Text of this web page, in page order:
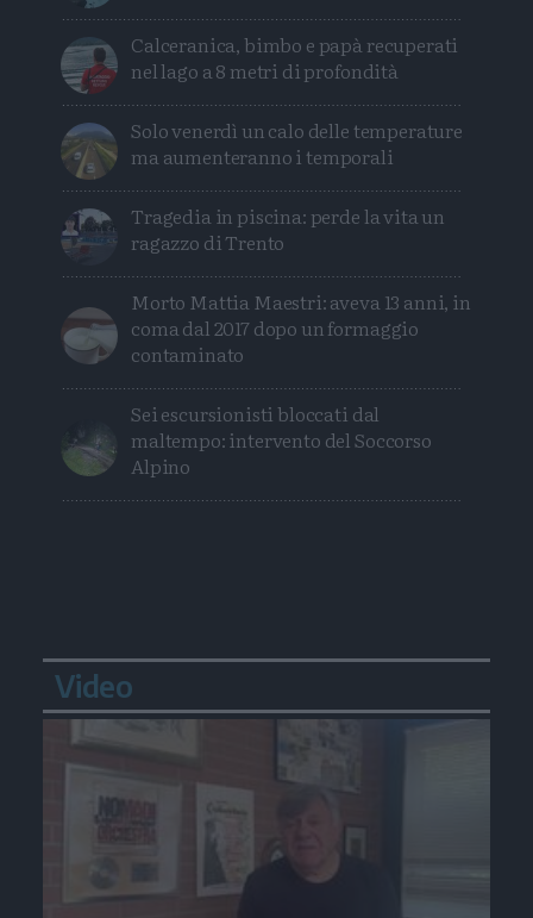
Calceranica, bimbo e papà recuperati
nel lago a 8 metri di profondità
Solo venerdì un calo delle temperature
ma aumenteranno i temporali
Tragedia in piscina: perde la vita un
ragazzo di Trento
Morto Mattia Maestri: aveva 13 anni, in
coma dal 2017 dopo un formaggio
contaminato
Sei escursionisti bloccati dal
maltempo: intervento del Soccorso
Alpino
Video